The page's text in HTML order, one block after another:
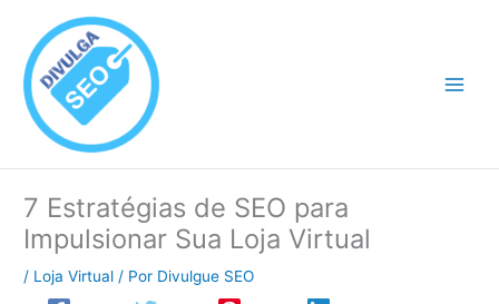
conteúdo
7 Estratégias de SEO para
Impulsionar Sua Loja Virtual
/ Loja Virtual / Por Divulgue SEO